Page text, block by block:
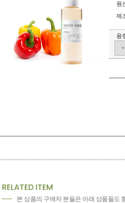
원
제
용
RELATED ITEM
본 상품의 구매자 분들은 아래 상품들도